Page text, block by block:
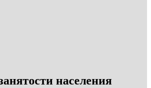
населения